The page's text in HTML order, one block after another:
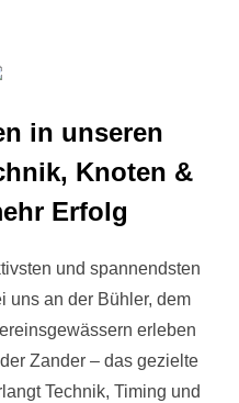
in unseren
Knoten &
Erfolg
und spannendsten
uns an der Bühler, dem
erleben
Zander – das gezielte
Technik, Timing und